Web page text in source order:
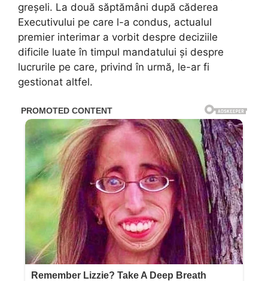
greșeli. La două săptămâni după căderea
Executivului pe care l-a condus, actualul
premier interimar a vorbit despre deciziile
dificile luate în timpul mandatului și despre
lucrurile pe care, privind în urmă, le-ar fi
gestionat altfel.